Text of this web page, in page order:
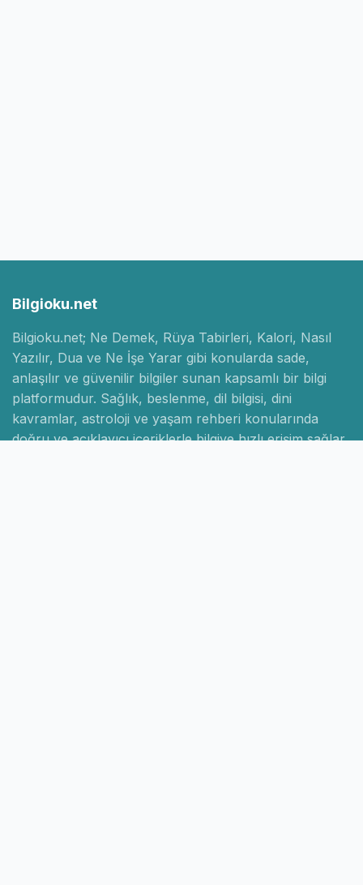
Bilgioku.net
Bilgioku.net; Ne Demek, Rüya Tabirleri, Kalori, Nasıl
Yazılır, Dua ve Ne İşe Yarar gibi konularda sade,
anlaşılır ve güvenilir bilgiler sunan kapsamlı bir bilgi
platformudur. Sağlık, beslenme, dil bilgisi, dini
kavramlar, astroloji ve yaşam rehberi konularında
doğru ve açıklayıcı içeriklerle bilgiye hızlı erişim sağlar.